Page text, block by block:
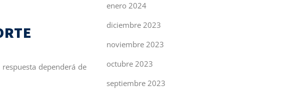
dependerá de
enero 2024
diciembre 2023
noviembre 2023
octubre 2023
septiembre 2023